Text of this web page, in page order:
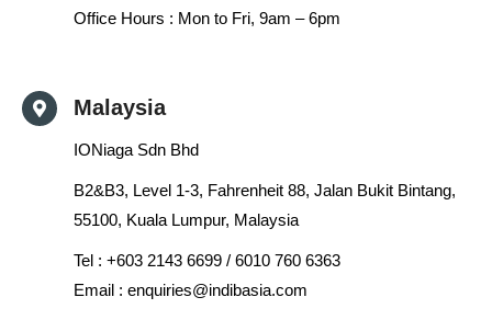
Office Hours : Mon to Fri, 9am – 6pm
Malaysia
IONiaga Sdn Bhd
B2&B3, Level 1-3, Fahrenheit 88, Jalan Bukit Bintang,
55100, Kuala Lumpur, Malaysia
Tel : +603 2143 6699 / 6010 760 6363
Email : enquiries@indibasia.com